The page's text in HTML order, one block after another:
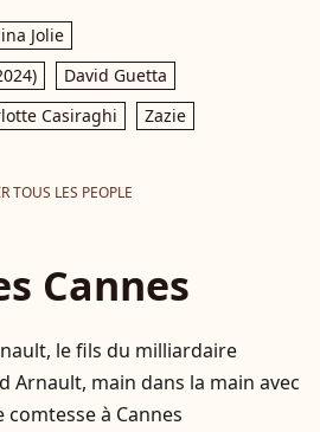
Jolie
David Guetta
Casiraghi
Zazie
TOUS LES PEOPLE
Cannes
le fils du milliardaire
Arnault, main dans la main avec
comtesse à Cannes